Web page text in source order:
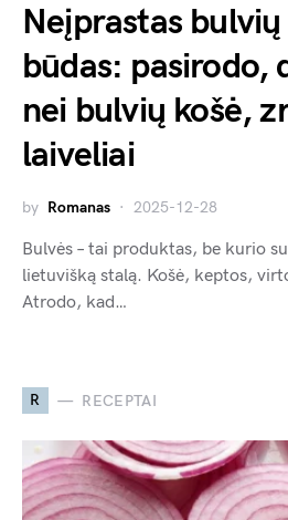
Neįprastas
būdas: pasirodo,
nei bulvių košė,
laiveliai
by Romanas 2025-12-28
Bulvės – tai produktas, be kurio
lietuvišką stalą. Košė, keptos,
Atrodo, kad…
R RECEPTAI